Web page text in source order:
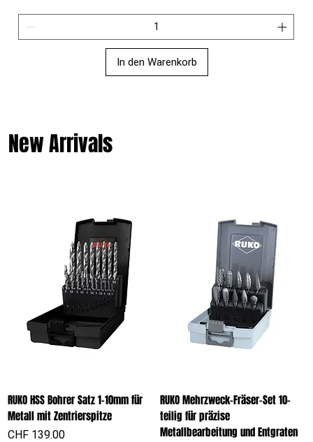
New Arrivals
RUKO HSS Bohrer Satz 1-10mm für
Metall mit Zentrierspitze
Preis
CHF 139.00
RUKO Mehrzweck-Fräser-Set 10-
teilig für präzise
Metallbearbeitung und Entgraten
In den Warenkorb